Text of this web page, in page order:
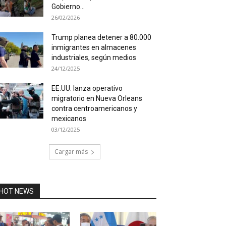
Gobierno...
26/02/2026
Trump planea detener a 80.000
inmigrantes en almacenes
industriales, según medios
24/12/2025
EE.UU. lanza operativo
migratorio en Nueva Orleans
contra centroamericanos y
mexicanos
03/12/2025
Cargar más
NEWS